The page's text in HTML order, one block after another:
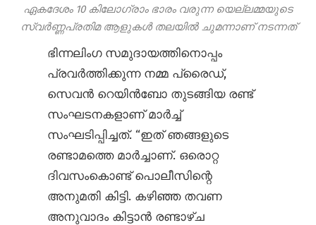
ഏകദേശം 10 കിലോഗ്രാം ഭാരം വരുന്ന യെല്ലമ്മയുടെ
സ്വർണ്ണപ്രതിമ ആളുകൾ തലയിൽ ചുമന്നാണ് നടന്നത്
ഭിന്നലിംഗ സമുദായത്തിനൊപ്പം
പ്രവർത്തിക്കുന്ന നമ്മ പ്രൈഡ്,
സെവൻ റെയിൻ‌ബോ തുടങ്ങിയ രണ്ട്
സംഘടനകളാണ് മാർച്ച്
സംഘടിപ്പിച്ചത്. “ഇത് ഞങ്ങളുടെ
രണ്ടാമത്തെ മാർച്ചാണ്. ഒരൊറ്റ
ദിവസംകൊണ്ട് പൊലീസിന്റെ
അനുമതി കിട്ടി. കഴിഞ്ഞ തവണ
അനുവാദം കിട്ടാൻ രണ്ടാഴ്ച